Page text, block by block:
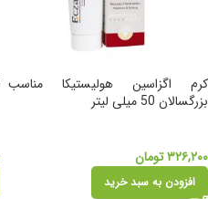
کرم اگزاسین هولیستیکا مناسب
بزرگسالان 50 میلی لیتر
۳۲۶,۲۰۰تومان
افزودن به سبد خرید